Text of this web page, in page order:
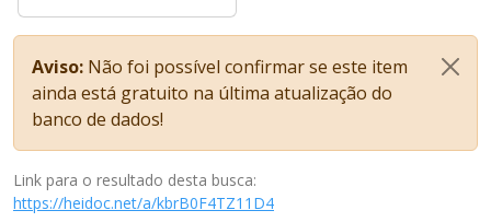
Aviso: Não foi possível confirmar se este item
ainda está gratuito na última atualização do
banco de dados!
Link para o resultado desta busca:
https://heidoc.net/a/kbrB0F4TZ11D4